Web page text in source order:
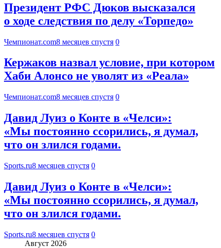
Президент РФС Дюков высказался
о ходе следствия по делу «Торпедо»
Чемпионат.com8 месяцев спустя 0
Кержаков назвал условие, при котором
Хаби Алонсо не уволят из «Реала»
Чемпионат.com8 месяцев спустя 0
Давид Луиз о Конте в «Челси»:
«Мы постоянно ссорились, я думал,
что он злился годами.
Sports.ru8 месяцев спустя 0
Давид Луиз о Конте в «Челси»:
«Мы постоянно ссорились, я думал,
что он злился годами.
Sports.ru8 месяцев спустя 0
Август 2026